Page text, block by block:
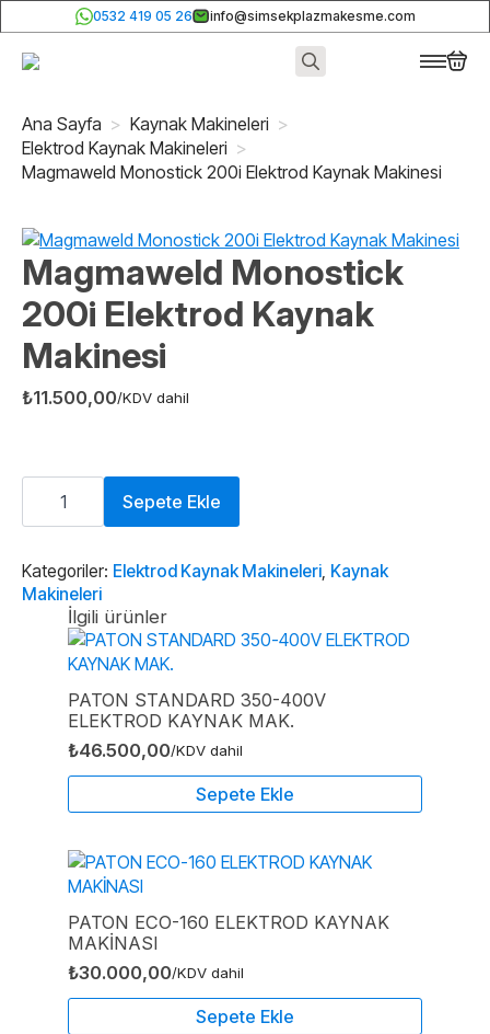
0532 419 05 26 info@simsekplazmakesme.com
Ana Sayfa
Kaynak Makineleri
Elektrod Kaynak Makineleri
Magmaweld Monostick 200i Elektrod Kaynak Makinesi
Magmaweld Monostick
200i Elektrod Kaynak
Makinesi
₺11.500,00/KDV dahil
Magmaweld
Monostick
200i
Makinesi
adet
Sepete Ekle
Kategoriler: Elektrod Kaynak Makineleri, Kaynak
Makineleri
İlgili ürünler
PATON STANDARD 350-400V
ELEKTROD KAYNAK MAK.
₺46.500,00/KDV dahil
Sepete Ekle
PATON ECO-160 ELEKTROD KAYNAK
MAKİNASI
₺30.000,00/KDV dahil
Sepete Ekle